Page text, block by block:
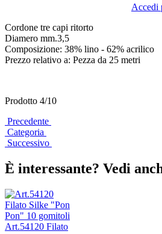
Accedi
Cordone tre capi ritorto
Diamero mm.3,5
Composizione: 38% lino - 62% acrilico
Prezzo relativo a: Pezza da 25 metri
Prodotto 4/10
Precedente
Categoria
Successivo
È interessante? Vedi
Art.54120 Filato